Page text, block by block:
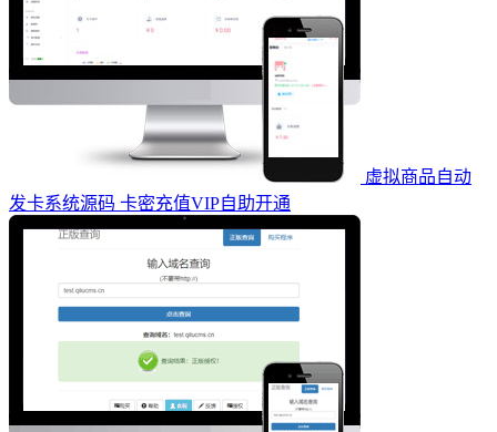
虚拟商品自动
发卡系统源码 卡密充值VIP自助开通